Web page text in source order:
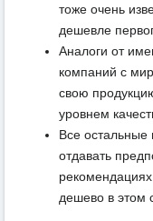
тоже очень
дешевле
Аналоги от
компаний с
свою
уровнем
Все остальные
отдавать
дешево в этом